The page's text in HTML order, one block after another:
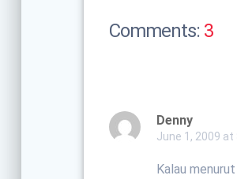
Comments: 3
Denny
June 1, 2009 at
Kalau